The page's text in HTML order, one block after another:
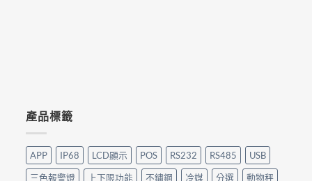
產品標籤
APP IP68 LCD顯示 POS RS232 RS485
USB
三色報警燈
上下限功能 不鏽鋼 冷媒 分選 動物秤